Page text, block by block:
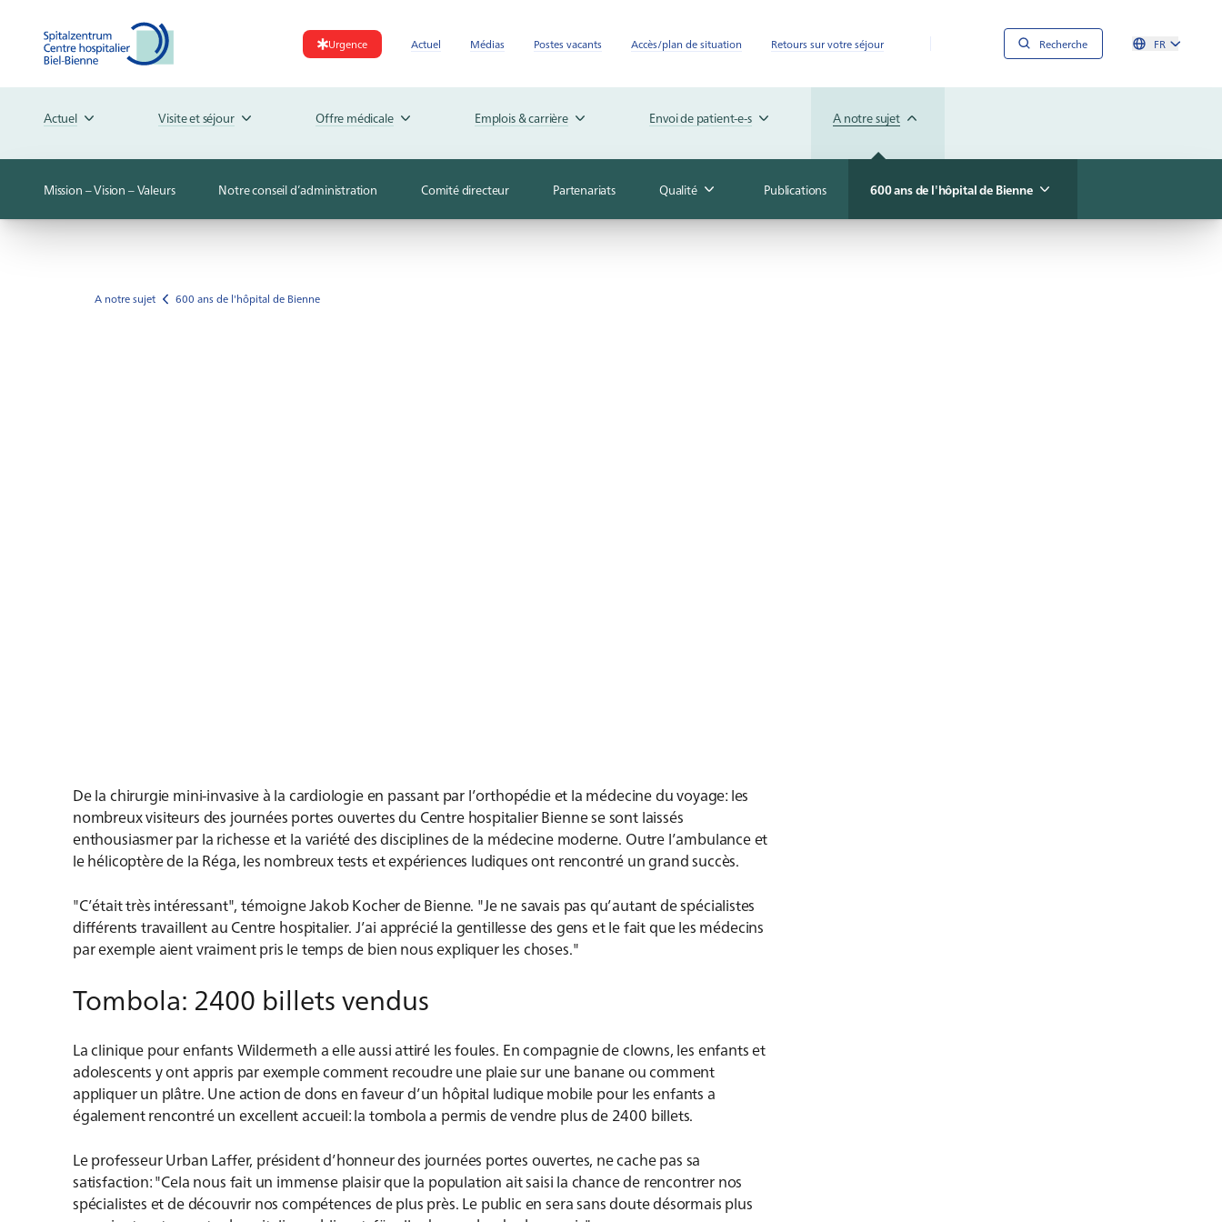
Urgence Actuel Médias Postes vacants Accès/plan de situation Retours sur votre séjour Recherche FR
Actuel Visite et séjour Offre médicale Emplois & carrière Envoi de patient-e-s A notre sujet
Mission – Vision – Valeurs Notre conseil d’administration Comité directeur Partenariats Qualité Publications 600 ans de l'hôpital de Bienne
A notre sujet 600 ans de l'hôpital de Bienne
De la chirurgie mini-invasive à la cardiologie en passant par l’orthopédie et la médecine du voyage: les
nombreux visiteurs des journées portes ouvertes du Centre hospitalier Bienne se sont laissés
enthousiasmer par la richesse et la variété des disciplines de la médecine moderne. Outre l’ambulance et
le hélicoptère de la Réga, les nombreux tests et expériences ludiques ont rencontré un grand succès.
"C’était très intéressant", témoigne Jakob Kocher de Bienne. "Je ne savais pas qu’autant de spécialistes
différents travaillent au Centre hospitalier. J’ai apprécié la gentillesse des gens et le fait que les médecins
par exemple aient vraiment pris le temps de bien nous expliquer les choses."
Tombola: 2400 billets vendus
La clinique pour enfants Wildermeth a elle aussi attiré les foules. En compagnie de clowns, les enfants et
adolescents y ont appris par exemple comment recoudre une plaie sur une banane ou comment
appliquer un plâtre. Une action de dons en faveur d’un hôpital ludique mobile pour les enfants a
également rencontré un excellent accueil: la tombola a permis de vendre plus de 2400 billets.
Le professeur Urban Laffer, président d’honneur des journées portes ouvertes, ne cache pas sa
satisfaction: "Cela nous fait un immense plaisir que la population ait saisi la chance de rencontrer nos
spécialistes et de découvrir nos compétences de plus près. Le public en sera sans doute désormais plus